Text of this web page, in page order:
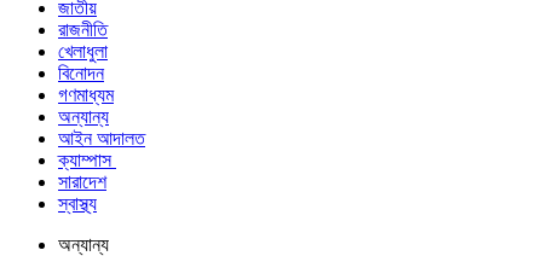
জাতীয়
রাজনীতি
খেলাধুলা
বিনোদন
গণমাধ্যম
অন্যান্য
আইন আদালত
ক্যাম্পাস
সারাদেশ
স্বাস্থ্য
অন্যান্য